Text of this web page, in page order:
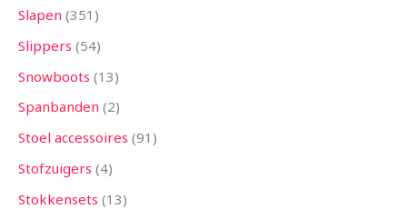
Slapen 351
Slippers 54
Snowboots 13
Spanbanden 2
Stoel accessoires 91
Stofzuigers 4
Stokkensets 13